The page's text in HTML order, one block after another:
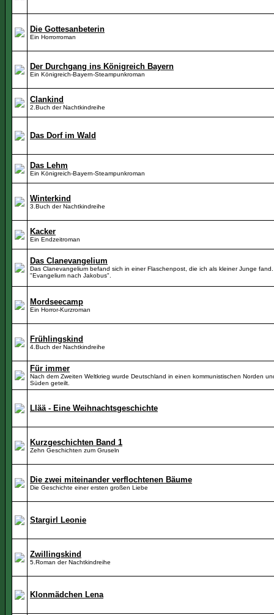
Die Gottesanbeterin
Ein Horrorroman
Der Durchgang ins Königreich Bayern
Ein Königreich-Bayern-Steampunkroman
Clankind
2.Buch der Nachtkindreihe
Das Dorf im Wald
Das Lehm
Ein Königreich-Bayern-Steampunkroman
Winterkind
3.Buch der Nachtkindreihe
Kacker
Ein Endzeitroman
Das Clanevangelium
Das Clanevangelium befand sich in einer Flaschenpost, die ich als kleiner Junge
"Evangelium nach Jakobus".
Mordseecamp
Ein Horror-Kurzroman
Frühlingskind
4.Buch der Nachtkindreihe
Für immer
Nach dem Zweiten Weltkrieg wurde Deutschland in einen kommunistischen Norden
Süden geteilt.
Llää - Eine Weihnachtsgeschichte
Kurzgeschichten Band 1
Zehn Geschichten zum Gruseln
Die zwei miteinander verflochtenen Bäume
Die Geschichte einer ersten großen Liebe
Stargirl Leonie
Zwillingskind
5.Roman der Nachtkindreihe
Klonmädchen Lena